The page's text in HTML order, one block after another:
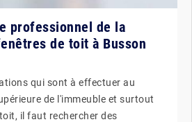
professionnel de la
de toit à Busson
qui sont à effectuer au
de l'immeuble et surtout
il faut rechercher des